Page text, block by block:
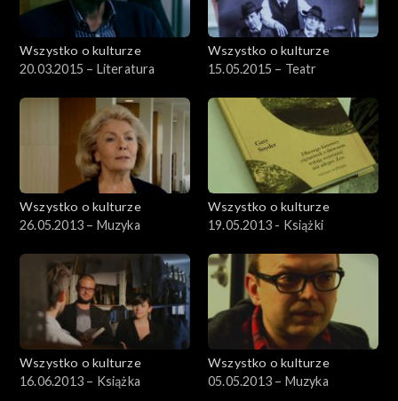
Wszystko o kulturze
20.03.2015 – Literatura
Wszystko o kulturze
15.05.2015 – Teatr
Wszystko o kulturze
26.05.2013 – Muzyka
Wszystko o kulturze
19.05.2013 - Książki
Wszystko o kulturze
16.06.2013 – Książka
Wszystko o kulturze
05.05.2013 – Muzyka